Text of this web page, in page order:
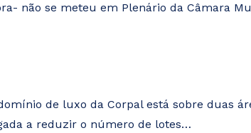
não se meteu em Plenário da Câmara
de luxo da Corpal está sobre duas
a reduzir o número de lotes…